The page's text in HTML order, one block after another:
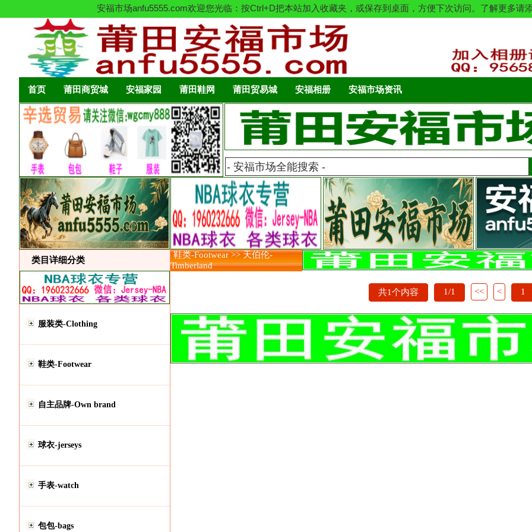
安福市场anfu5555.com欢迎您光临：按Ctrl+D把本站加入收藏夹，或保存到桌面，方便下次访问。了解更多请
首页 莆田商贸城 安福家园 莆田鞋网 莆田贸易城 安福相册 安福市场资讯
类目详细分类
服装类-Clothing
鞋类-Footwear
自主品牌-Own brand
球衣-jerseys
手表-watch
包包-bags
鞋类-Footwear >> 天伯伦-
Timberland
共1个内容 1/1 << < 1